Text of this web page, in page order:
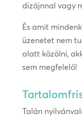
dizájnnal vagy
És amit
üzenetet nem
alatt közölni,
sem megfelelő!
Talán